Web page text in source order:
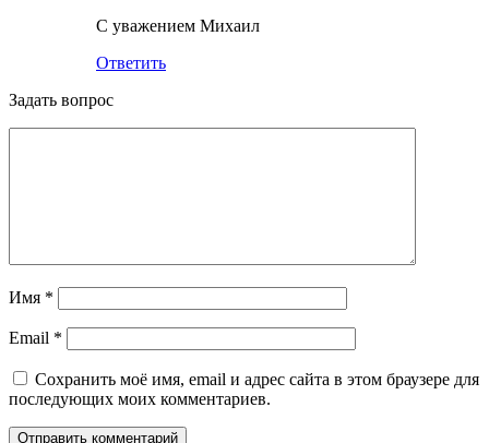
С уважением Михаил
Ответить
Задать вопрос
Имя *
Email *
Сохранить моё имя, email и адрес сайта в этом браузере для
последующих моих комментариев.